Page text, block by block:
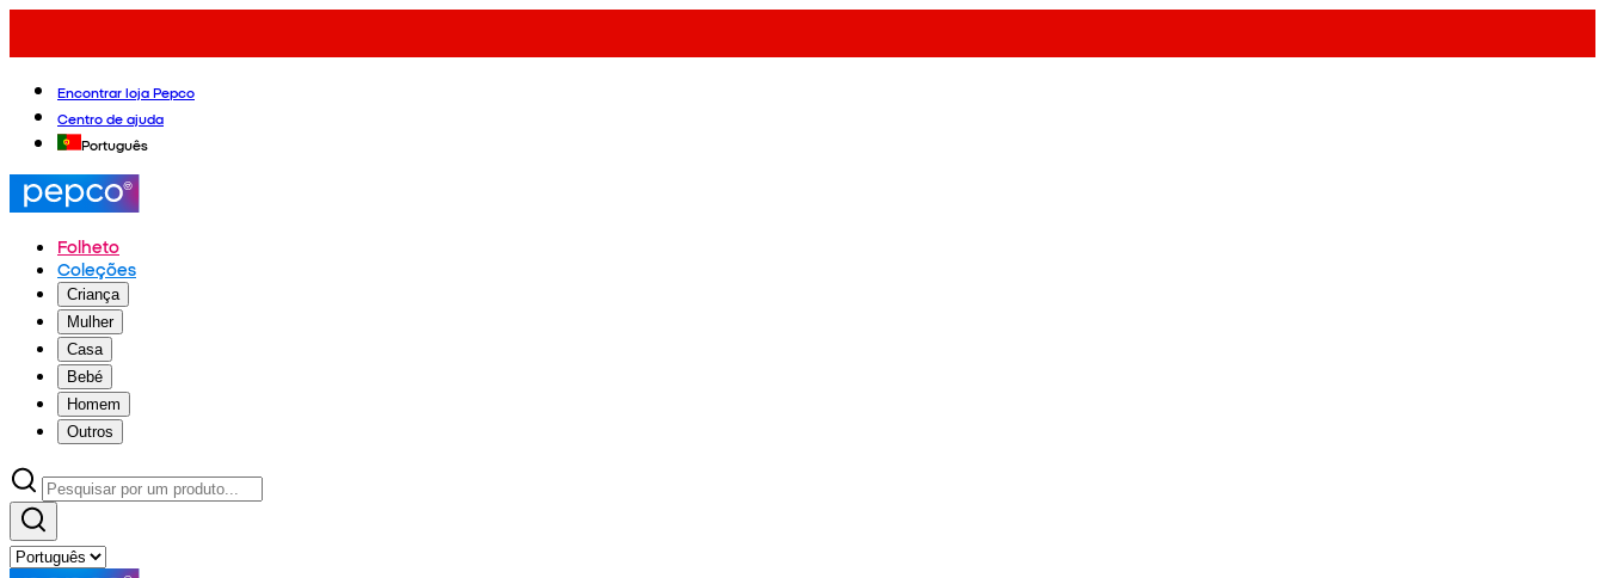
Encontrar loja Pepco
Centro de ajuda
Português
Folheto
Coleções
Criança
Mulher
Casa
Bebé
Homem
Outros